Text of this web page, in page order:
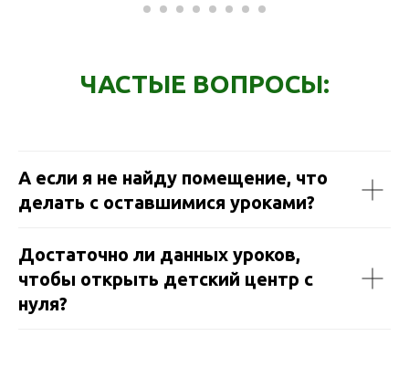
ЧАСТЫЕ ВОПРОСЫ:
А если я не найду помещение, что
делать с оставшимися уроками?
Достаточно ли данных уроков,
чтобы открыть детский центр с
нуля?